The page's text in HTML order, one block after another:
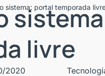
sistema: portal temporada
livre
2020